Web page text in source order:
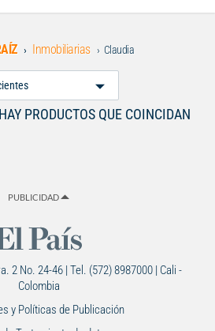
Inmobiliarias Claudia
PRODUCTOS QUE COINCIDAN
PUBLICIDAD
2 No. 24-46 | Tel. (572) 8987000 | Cali -
Colombia
y Políticas de Publicación